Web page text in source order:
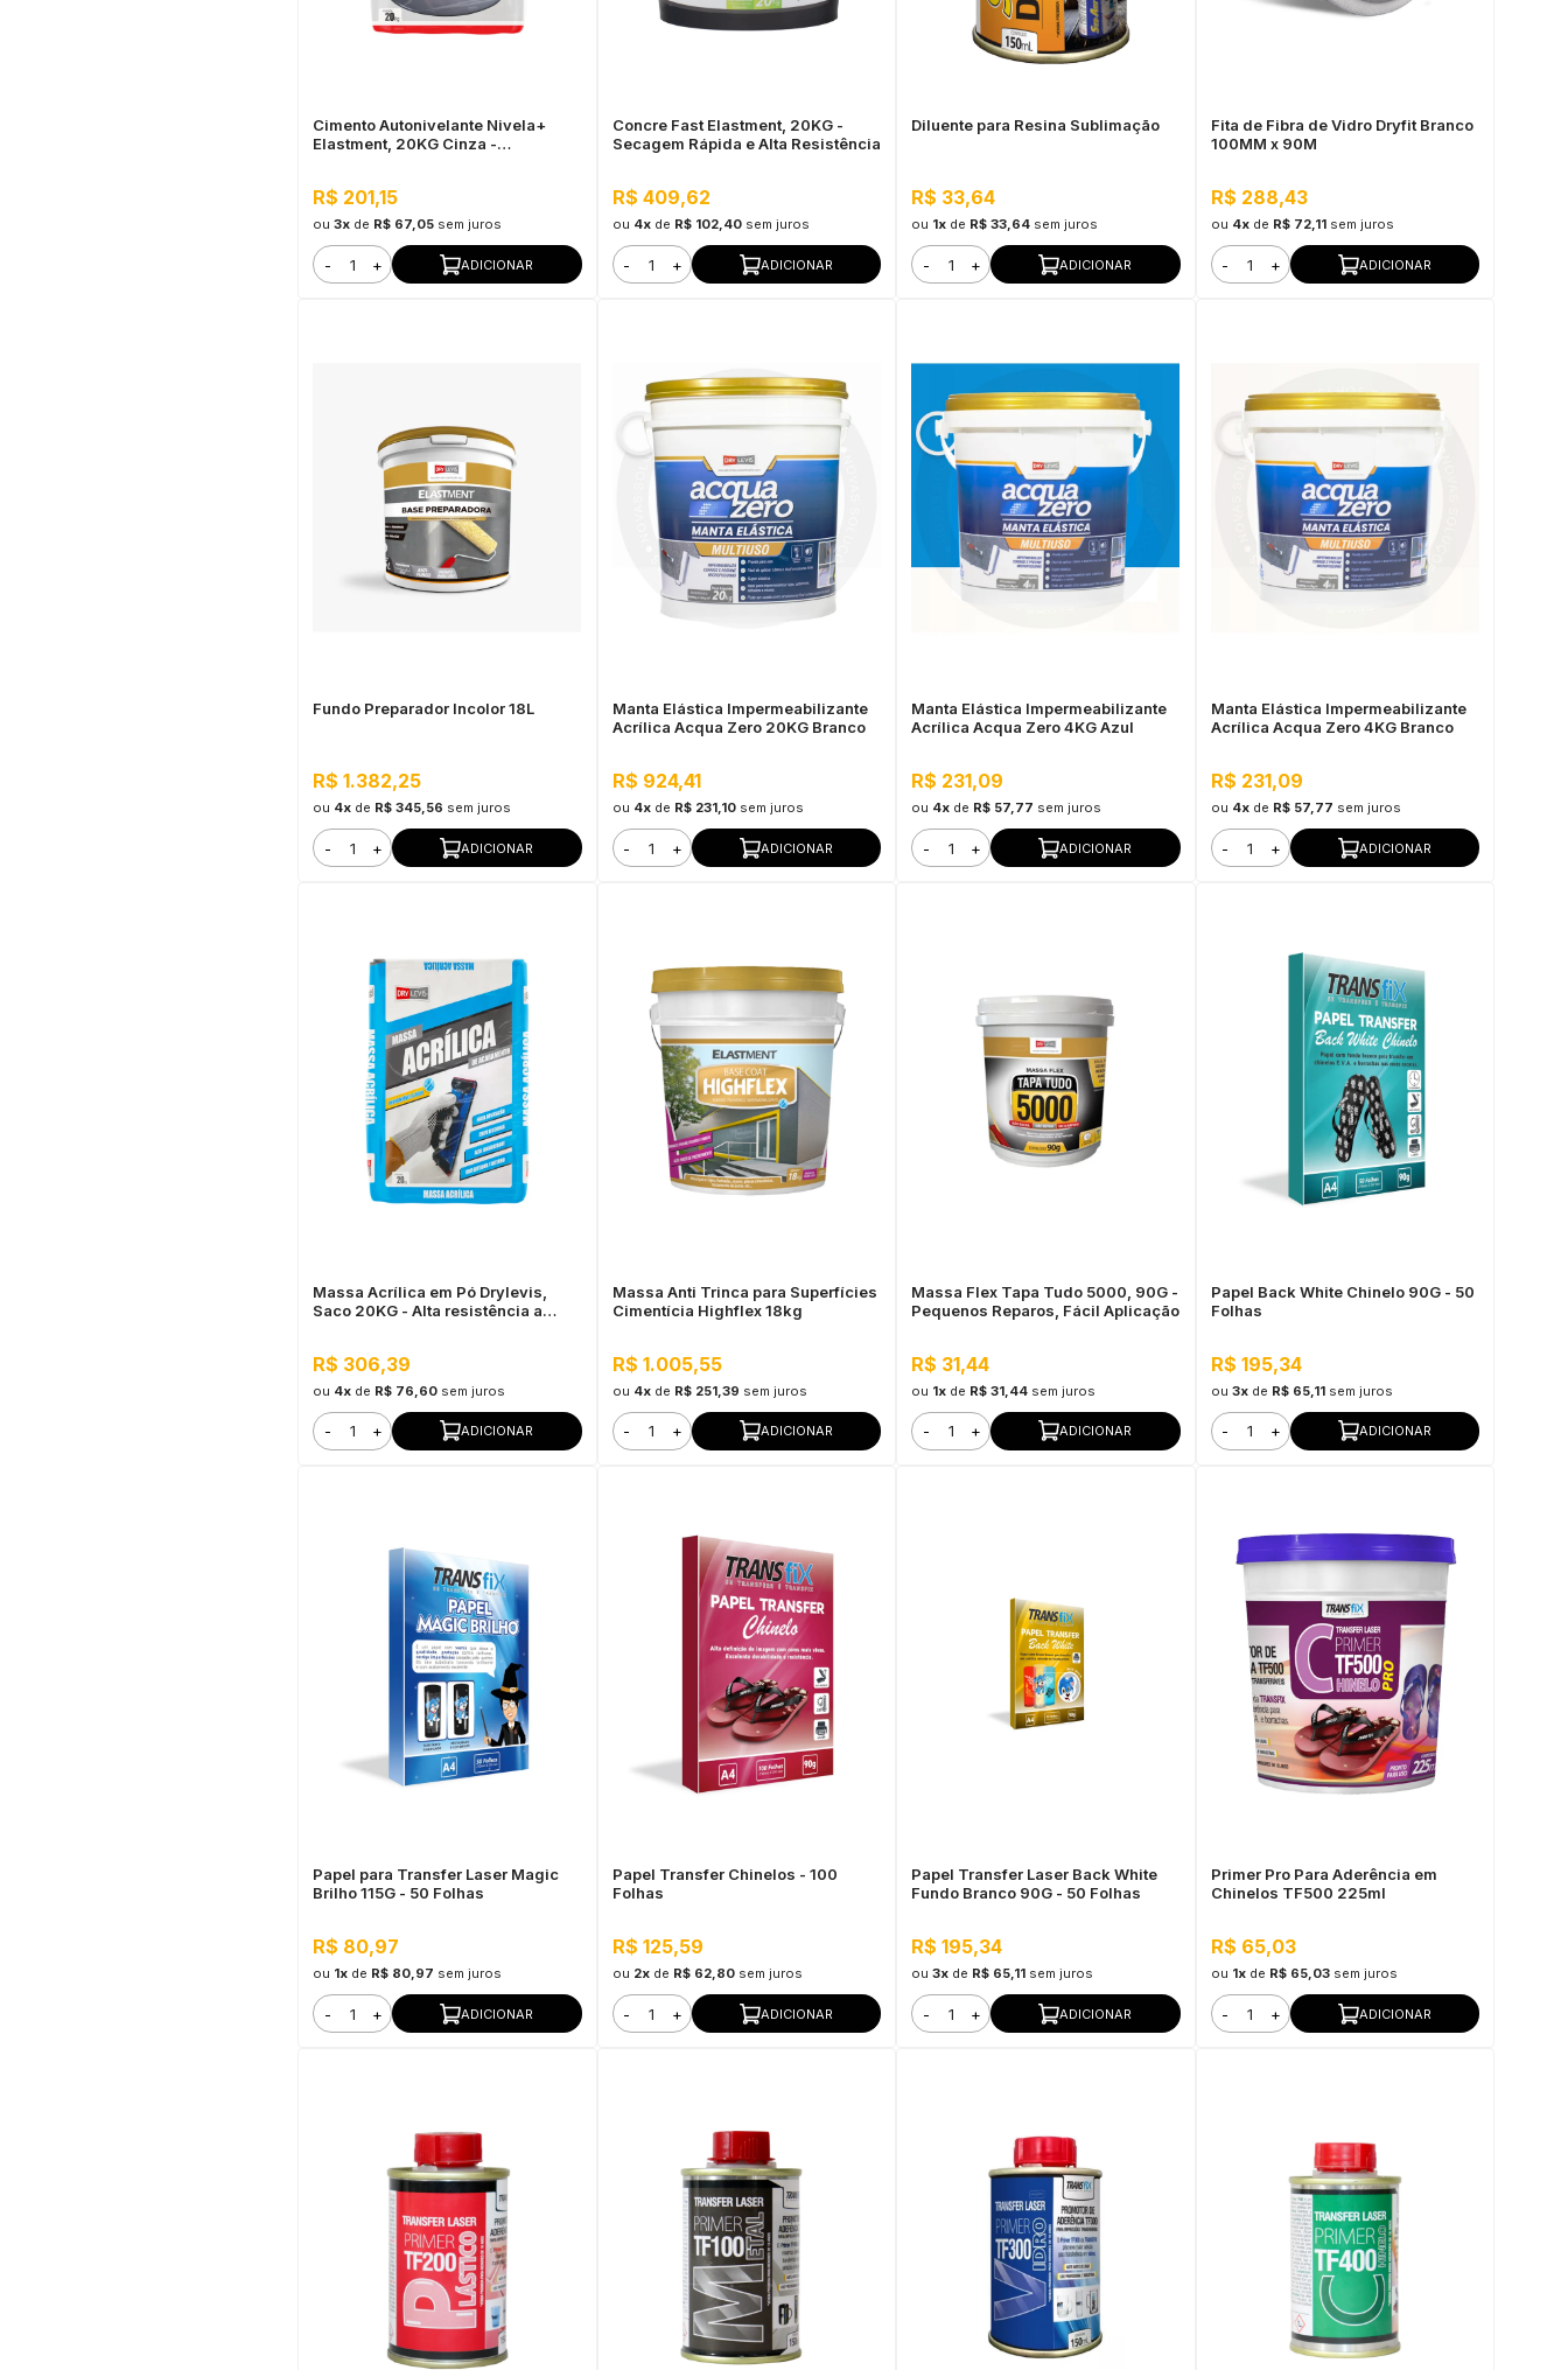
Cimento Autonivelante Nivela+
Elastment, 20KG Cinza -
R$ 201,15
ou 3x de R$ 67,05 sem juros
- + ADICIONAR
Concre Fast Elastment, 20KG -
Secagem Rápida e Alta Resistência
R$ 409,62
ou 4xde R$ 102,40 sem juros
- + ADICIONAR
Diluente para Resina Sublimação
R$ 33,64
ou 1x de R$ 33,64 sem juros
- + ADICIONAR
Fita de Fibra de Vidro Dryfit Branco
100MM x 90M
R$ 288,43
ou 4xde R$ 72,11 sem juros
- + ADICIONAR
Fundo Preparador Incolor 18L
R$ 1.382,25
ou 4x de R$ 345,56 sem juros
- + ADICIONAR
Manta Elástica Impermeabilizante
Acrílica Acqua Zero 20KG Branco
R$ 924,41
ou 4xde R$ 231,10 sem juros
- + ADICIONAR
Manta Elástica Impermeabilizante
Acrílica Acqua Zero 4KG Azul
R$ 231,09
ou 4x de R$ 57,77 sem juros
- + ADICIONAR
Manta Elástica Impermeabilizante
Acrílica Acqua Zero 4KG Branco
R$ 231,09
ou 4xde R$ 57,77 sem juros
- + ADICIONAR
Massa Acrílica em Pó Drylevis,
Saco 20KG - Alta resistência a
R$ 306,39
ou 4x de R$ 76,60 sem juros
- + ADICIONAR
Massa Anti Trinca para Superfícies
Cimentícia Highflex 18kg
R$ 1.005,55
ou 4xde R$ 251,39 sem juros
- + ADICIONAR
Massa Flex Tapa Tudo 5000, 90G -
Pequenos Reparos, Fácil Aplicação
R$ 31,44
ou 1x de R$ 31,44 sem juros
- + ADICIONAR
Papel Back White Chinelo 90G - 50
Folhas
R$ 195,34
ou 3xde R$ 65,11 sem juros
- + ADICIONAR
Papel para Transfer Laser Magic
Brilho 115G - 50 Folhas
R$ 80,97
ou 1x de R$ 80,97 sem juros
- + ADICIONAR
Papel Transfer Chinelos - 100
Folhas
R$ 125,59
ou 2xde R$ 62,80 sem juros
- + ADICIONAR
Papel Transfer Laser Back White
Fundo Branco 90G - 50 Folhas
R$ 195,34
ou 3x de R$ 65,11 sem juros
- + ADICIONAR
Primer Pro Para Aderência em
Chinelos TF500 225ml
R$ 65,03
ou 1xde R$ 65,03 sem juros
- + ADICIONAR